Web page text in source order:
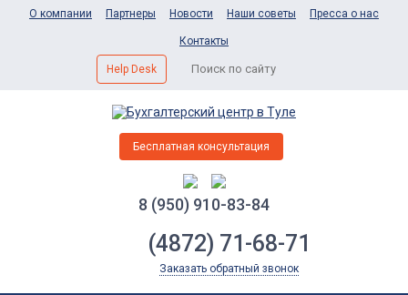
О компании Партнеры Новости Наши советы Пресса о нас
Контакты
Help Desk
Бесплатная консультация
8 (950) 910-83-84
(4872) 71-68-71
Заказать обратный звонок